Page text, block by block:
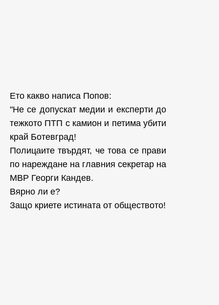
Ето какво написа Попов:
"Не се допускат медии и експерти до
тежкото ПТП с камион и петима убити
край Ботевград!
Полицаите твърдят, че това се прави
по нареждане на главния секретар на
МВР Георги Кандев.
Вярно ли е?
Защо криете истината от обществото!